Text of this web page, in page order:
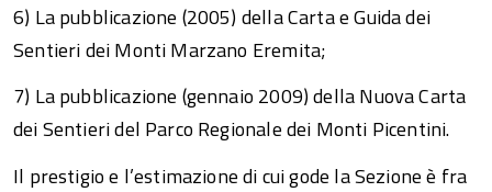
6) La pubblicazione (2005) della Carta e Guida dei
Sentieri dei Monti Marzano Eremita;
7) La pubblicazione (gennaio 2009) della Nuova Carta
dei Sentieri del Parco Regionale dei Monti Picentini.
Il prestigio e l’estimazione di cui gode la Sezione è fra